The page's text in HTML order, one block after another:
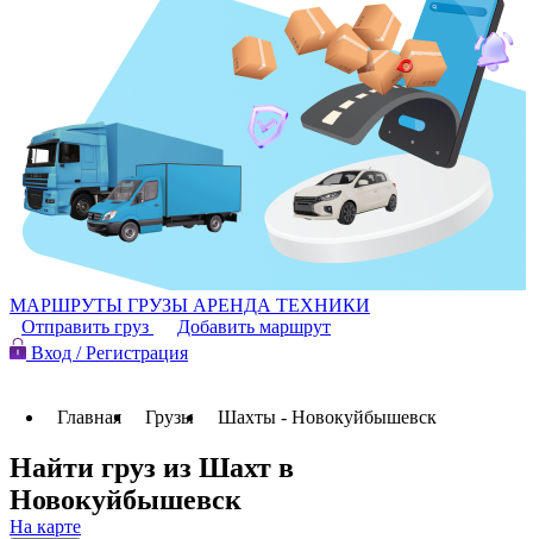
МАРШРУТЫ ГРУЗЫ АРЕНДА ТЕХНИКИ
Отправить груз
Добавить маршрут
Вход / Регистрация
Главная Грузы Шахты - Новокуйбышевск
Найти груз из Шахт в
Новокуйбышевск
На карте